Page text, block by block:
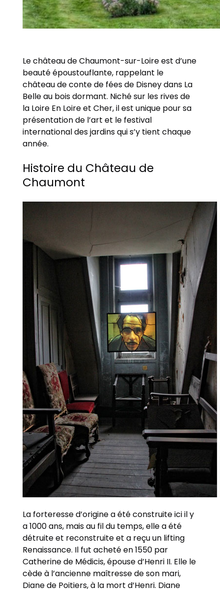
Le château de Chaumont-sur-Loire est d’une
beauté époustouflante, rappelant le
château de conte de fées de Disney dans La
Belle au bois dormant. Niché sur les rives de
la Loire En Loire et Cher, il est unique pour sa
présentation de l’art et le festival
international des jardins qui s’y tient chaque
année.
Histoire du Château de
Chaumont
La forteresse d’origine a été construite ici il y
a 1000 ans, mais au fil du temps, elle a été
détruite et reconstruite et a reçu un lifting
Renaissance. Il fut acheté en 1550 par
Catherine de Médicis, épouse d’Henri II. Elle le
cède à l’ancienne maîtresse de son mari,
Diane de Poitiers, à la mort d’Henri. Diane